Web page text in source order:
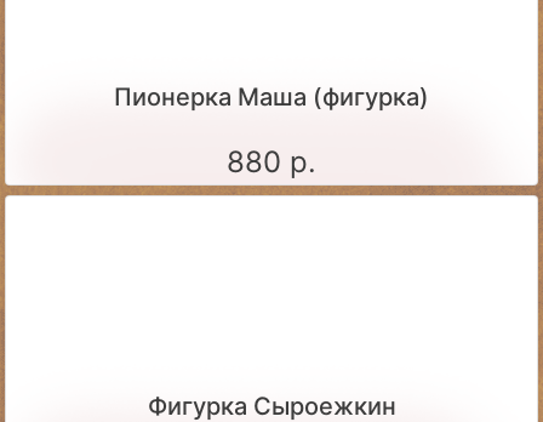
Пионерка Маша (фигурка)
880 р.
Фигурка Сыроежкин